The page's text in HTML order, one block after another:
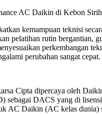
kemampuan teknisi
pelatihan rutin bergantian,
perkembangan
perubahan sangat cepat.
Cipta dipercaya oleh
sebagai DACS yang di
AC Daikin (AC kelas dunia)